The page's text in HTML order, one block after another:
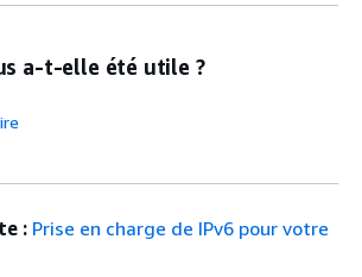
a-t-elle été utile ?
: Prise en charge de IPv6 pour votre